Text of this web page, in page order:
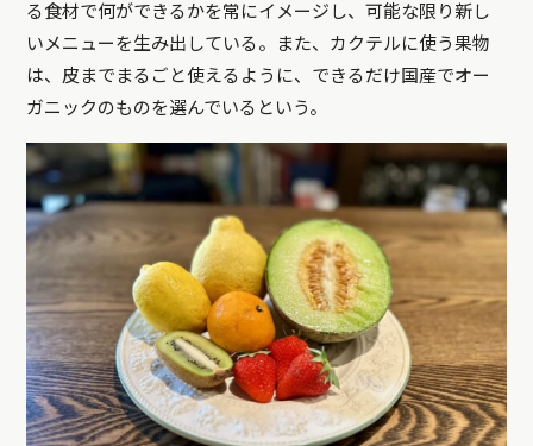
る食材で何ができるかを常にイメージし、可能な限り新し
いメニューを生み出している。また、カクテルに使う果物
は、皮までまるごと使えるように、できるだけ国産でオー
ガニックのものを選んでいるという。